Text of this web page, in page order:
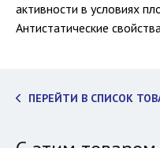
активности в условиях
Антистатические
ПЕРЕЙТИ В СПИСОК